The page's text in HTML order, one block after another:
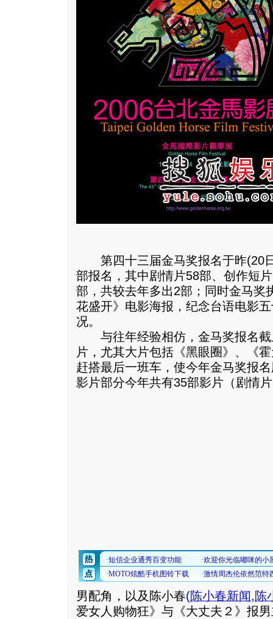
第四十三届金马奖报名于昨(20
部报名，其中剧情片58部、创作短
部，共较去年多出2部；同时金马奖
花盛开》电影海报，纪念台语电影
况。
与往年经验相仿，金马奖报名截
片，尤其大片包括《黑眼圈》、《
赶搭最后一班车，使今年金马奖报
影片部分今年共有35部影片（剧情
男配角，以及陈小春(陈小春新闻,陈
爱女人购物狂》与《大丈夫２》报